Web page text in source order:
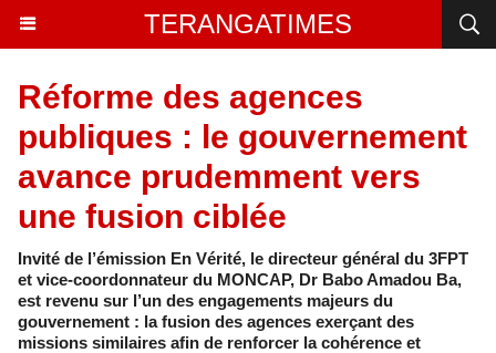
TERANGATIMES
Réforme des agences
publiques : le gouvernement
avance prudemment vers
une fusion ciblée
Invité de l’émission En Vérité, le directeur général du 3FPT
et vice-coordonnateur du MONCAP, Dr Babo Amadou Ba,
est revenu sur l’un des engagements majeurs du
gouvernement : la fusion des agences exerçant des
missions similaires afin de renforcer la cohérence et